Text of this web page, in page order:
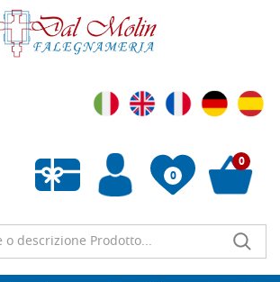
0
Lista de deseos vacía
0